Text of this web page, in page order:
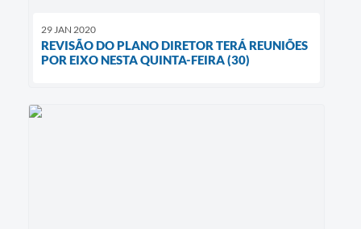
29 JAN 2020
REVISÃO DO PLANO DIRETOR TERÁ REUNIÕES
POR EIXO NESTA QUINTA-FEIRA (30)